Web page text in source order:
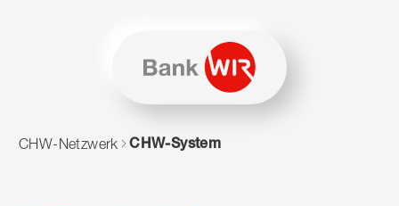
Zum Navigieren dieser Seite wird JavaScript benötigt.
CHW-Netzwerk CHW-System